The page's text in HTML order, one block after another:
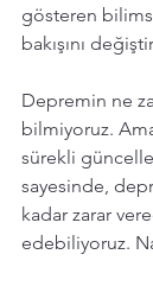
gösteren
bakışını
Depremin ne
bilmiyoruz.
sürekli
sayesinde,
kadar zarar
edebiliyoruz.